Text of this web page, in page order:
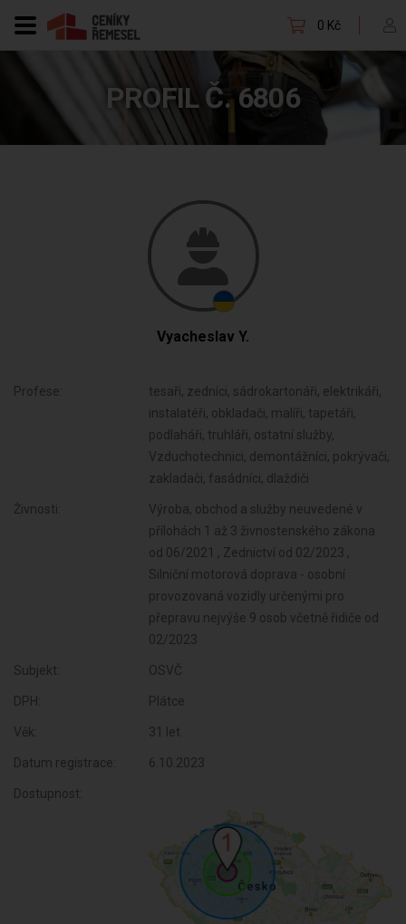
0 Kč
PROFIL Č. 6806
Vyacheslav Y.
Profese:
tesaři, zedníci, sádrokartonáři, elektrikáři,
instalatéři, obkladači, malíři, tapetáři,
podlaháři, truhláři, ostatní služby,
Vzduchotechnici, demontážníci, pokrývači,
zakladači, fasádníci, dlaždiči
Živnosti:
Výroba, obchod a služby neuvedené v
přílohách 1 až 3 živnostenského zákona
od 06/2021 , Zednictví od 02/2023 ,
Silniční motorová doprava - osobní
provozovaná vozidly určenými pro
přepravu nejvýše 9 osob včetně řidiče od
02/2023
Subjekt: OSVČ
DPH: Plátce
Věk: 31 let
Datum registrace: 6.10.2023
Dostupnost: